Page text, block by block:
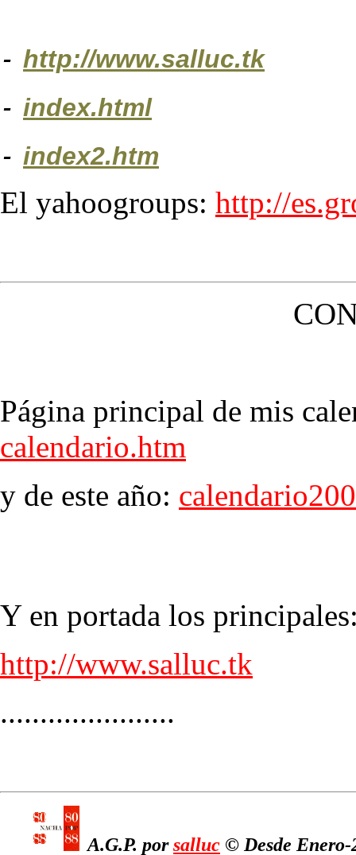
- http://www.salluc.tk
- index.html
- index2.htm
El yahoogroups: http://
Página principal de mis
calendario.htm
y de este año:
Y en portada los
http://www.salluc.tk
......................
A.G.P. porsalluc © Desde